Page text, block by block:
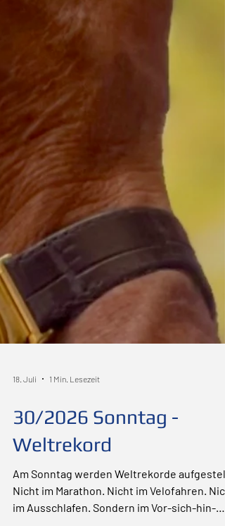
18. Juli 1 Min. Lesezeit
30/2026 Sonntag -
Weltrekord